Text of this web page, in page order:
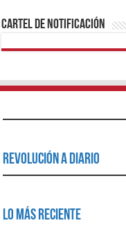
Cartel de Notificación
Revolución a Diario
Lo Más Reciente